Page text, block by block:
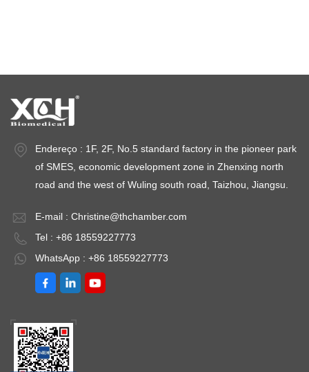
Endereço : 1F, 2F, No.5 standard factory in the pioneer park
of SMES, economic development zone in Zhenxing north
road and the west of Wuling south road, Taizhou, Jiangsu.
E-mail : Christine@thchamber.com
Tel : +86 18559227773
WhatsApp : +86 18559227773